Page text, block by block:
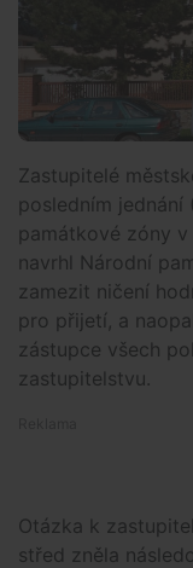
Zastupitelé
posledním jednání
památkové zóny
navrhl Národní
zamezit ničení
pro přijetí, a
zástupce všech
zastupitelstvu.
Otázka k
střed zněla